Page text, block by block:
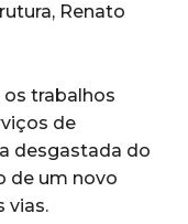
Renato
trabalhos
de
desgastada do
de um novo
vias.